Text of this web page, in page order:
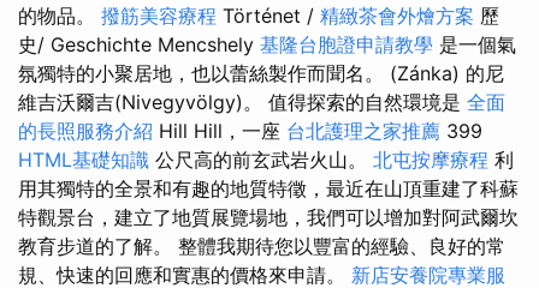
的物品。 撥筋美容療程 Történet / 精緻茶會外燴方案 歷
史/ Geschichte Mencshely 基隆台胞證申請教學 是一個氣
氛獨特的小聚居地，也以蕾絲製作而聞名。 (Zánka) 的尼
維吉沃爾吉(Nivegyvölgy)。 值得探索的自然環境是 全面
的長照服務介紹 Hill Hill，一座 台北護理之家推薦 399
HTML基礎知識 公尺高的前玄武岩火山。 北屯按摩療程 利
用其獨特的全景和有趣的地質特徵，最近在山頂重建了科蘇
特觀景台，建立了地質展覽場地，我們可以增加對阿武爾坎
教育步道的了解。 整體我期待您以豐富的經驗、良好的常
規、快速的回應和實惠的價格來申請。 新店安養院專業服